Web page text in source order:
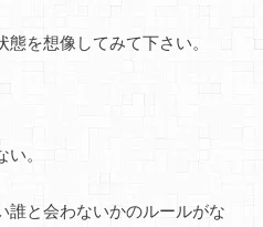
を想像してみて下さい。
。
誰と会わないかのルールがな